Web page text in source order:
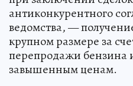
антиконкурентного
ведомства, —
крупном размере за
перепродажи бензина
завышенным ценам.